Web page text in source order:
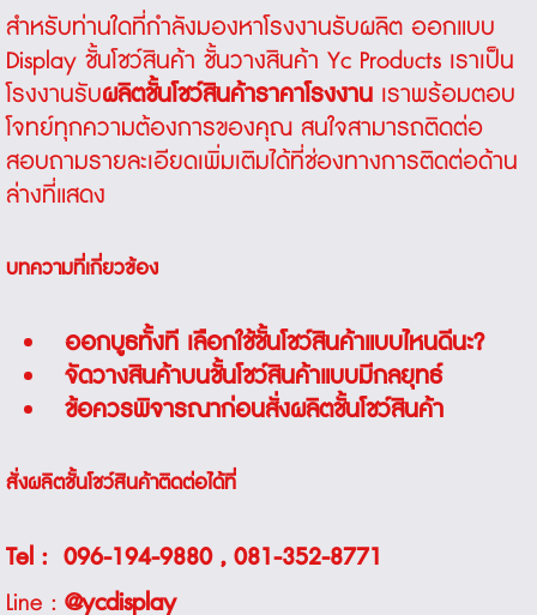
สำหรับท่านใดที่กำลังมองหาโรงงานรับผลิต ออกแบบ
Display ชั้นโชว์สินค้า ชั้นวางสินค้า Yc Products เราเป็น
โรงงานรับผลิตชั้นโชว์สินค้าราคาโรงงานเราพร้อมตอบ
โจทย์ทุกความต้องการของคุณ สนใจสามารถติดต่อ
สอบถามรายละเอียดเพิ่มเติมได้ที่ช่องทางการติดต่อด้าน
ล่างที่แสดง
บทความที่เกี่ยวข้อง
ออกบูธทั้งที เลือกใช้ชั้นโชว์สินค้าแบบไหนดีนะ?
จัดวางสินค้าบนชั้นโชว์สินค้าแบบมีกลยุทธ์
ข้อควรพิจารณาก่อนสั่งผลิตชั้นโชว์สินค้า
สั่งผลิตชั้นโชว์สินค้าติดต่อได้ที่
Tel : 096-194-9880, 081-352-8771
Line : @ycdisplay